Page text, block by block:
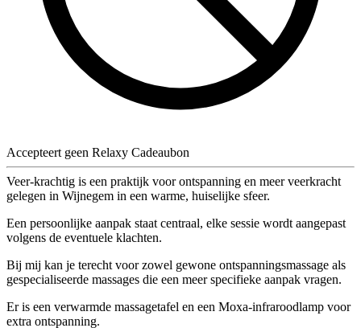
Accepteert geen Relaxy Cadeaubon
Veer-krachtig is een praktijk voor ontspanning en meer veerkracht
gelegen in Wijnegem in een warme, huiselijke sfeer.
Een persoonlijke aanpak staat centraal, elke sessie wordt aangepast
volgens de eventuele klachten.
Bij mij kan je terecht voor zowel gewone ontspanningsmassage als
gespecialiseerde massages die een meer specifieke aanpak vragen.
Er is een verwarmde massagetafel en een Moxa-infraroodlamp voor
extra ontspanning.